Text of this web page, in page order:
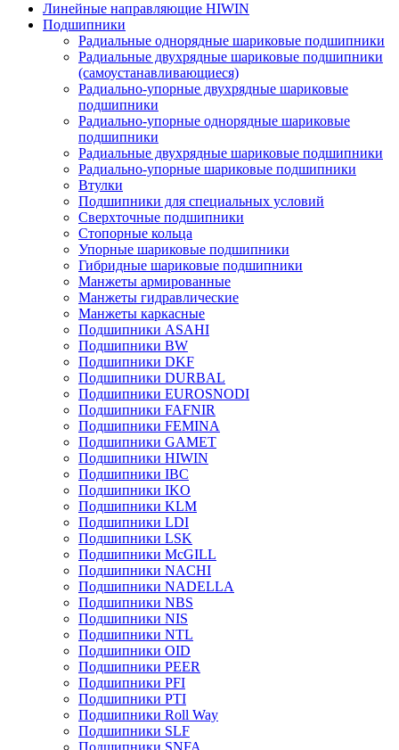
Линейные направляющие HIWIN
Подшипники
Радиальные однорядные шариковые подшипники
Радиальные двухрядные шариковые подшипники
(самоустанавливающиеся)
Радиально-упорные двухрядные шариковые
подшипники
Радиально-упорные однорядные шариковые
подшипники
Радиальные двухрядные шариковые подшипники
Радиально-упорные шариковые подшипники
Втулки
Подшипники для специальных условий
Сверхточные подшипники
Стопорные кольца
Упорные шариковые подшипники
Гибридные шариковые подшипники
Манжеты армированные
Манжеты гидравлические
Манжеты каркасные
Подшипники ASAHI
Подшипники BW
Подшипники DKF
Подшипники DURBAL
Подшипники EUROSNODI
Подшипники FAFNIR
Подшипники FEMINA
Подшипники GAMET
Подшипники HIWIN
Подшипники IBC
Подшипники IKO
Подшипники KLM
Подшипники LDI
Подшипники LSK
Подшипники McGILL
Подшипники NACHI
Подшипники NADELLA
Подшипники NBS
Подшипники NIS
Подшипники NTL
Подшипники OID
Подшипники PEER
Подшипники PFI
Подшипники PTI
Подшипники Roll Way
Подшипники SLF
Подшипники SNFA